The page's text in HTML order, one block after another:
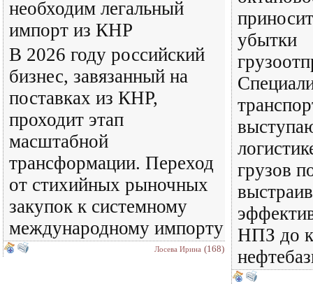
необходим легальный
импорт из КНР
В 2026 году российский
бизнес, завязанный на
поставках из КНР,
проходит этап
масштабной
трансформации. Переход
от стихийных рыночных
закупок к системному
международному импорту
Лосева Ирина (168)
убытки
грузов
НПЗ до